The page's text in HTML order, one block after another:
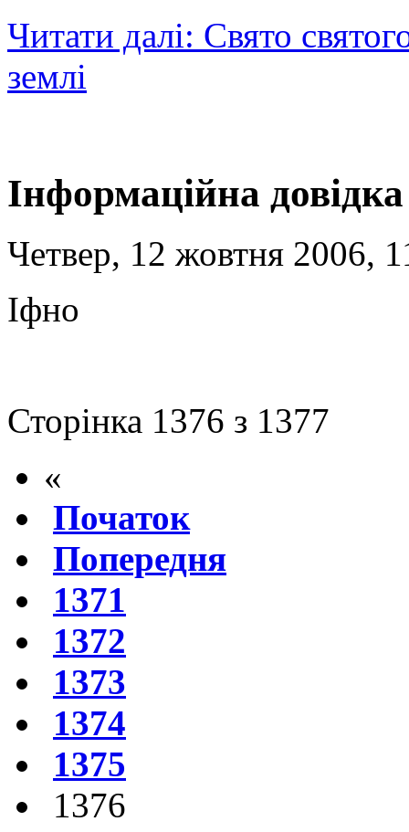
Читати далі: Свято
землі
Інформаційна довідка
Четвер, 12 жовтня 2006,
Іфно
Сторінка 1376 з 1377
«
Початок
Попередня
1371
1372
1373
1374
1375
1376